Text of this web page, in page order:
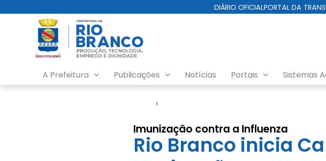
DIÁRIO OFICIALPORTAL DA
A Prefeitura Publicações Notícias Portais Sistemas
›
Imunização contra a Influenza
Rio Branco inicia